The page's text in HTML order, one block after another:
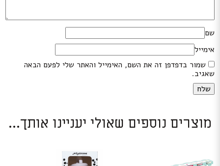
שם
אימייל
שמור בדפדפן זה את השם, האימייל והאתר שלי לפעם הבאה
שאגיב.
מוצרים נוספים שאולי יעניינו אותך...